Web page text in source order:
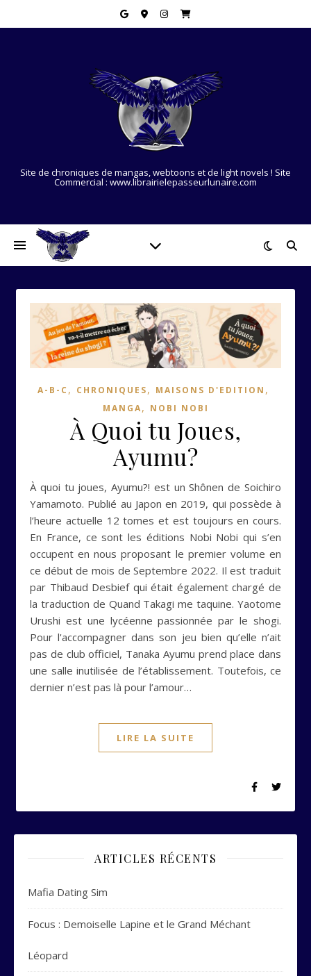
Site de chroniques de mangas, webtoons et de light novels ! Site
Commercial : www.librairielepasseurlunaire.com
A-B-C , CHRONIQUES, MAISONS D'EDITION ,
MANGA, NOBI NOBI
À Quoi tu Joues,
Ayumu?
À quoi tu joues, Ayumu?! est un Shônen de Soichiro
Yamamoto. Publié au Japon en 2019, qui possède à
l’heure actuelle 12 tomes et est toujours en cours.
En France, ce sont les éditions Nobi Nobi qui s’en
occupent en nous proposant le premier volume en
ce début de mois de Septembre 2022. Il est traduit
par Thibaud Desbief qui était également chargé de
la traduction de Quand Takagi me taquine. Yaotome
Urushi est une lycéenne passionnée par le shogi.
Pour l'accompagner dans son jeu bien qu’elle n’ait
pas de club officiel, Tanaka Ayumu prend place dans
une salle inutilisée de l’établissement. Toutefois, ce
dernier n’est pas là pour l’amour…
LIRE LA SUITE
ARTICLES RÉCENTS
Mafia Dating Sim
Focus : Demoiselle Lapine et le Grand Méchant
Léopard